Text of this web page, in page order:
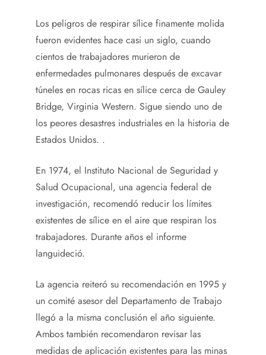
Los peligros de respirar sílice finamente molida
fueron evidentes hace casi un siglo, cuando
cientos de trabajadores murieron de
enfermedades pulmonares después de excavar
túneles en rocas ricas en sílice cerca de Gauley
Bridge, Virginia Western. Sigue siendo uno de
los peores desastres industriales en la historia de
Estados Unidos. .
En 1974, el Instituto Nacional de Seguridad y
Salud Ocupacional, una agencia federal de
investigación, recomendó reducir los límites
existentes de sílice en el aire que respiran los
trabajadores. Durante años el informe
languideció.
La agencia reiteró su recomendación en 1995 y
un comité asesor del Departamento de Trabajo
llegó a la misma conclusión el año siguiente.
Ambos también recomendaron revisar las
medidas de aplicación existentes para las minas